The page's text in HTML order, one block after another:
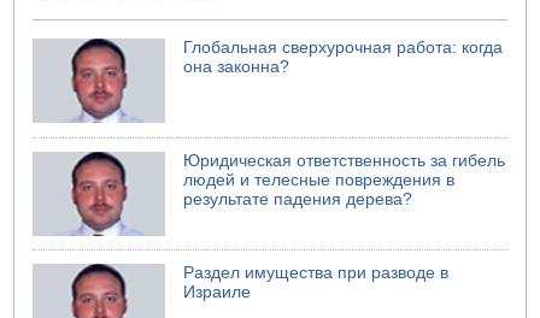
Американцы за пять месяцев израсходовали почти все
запасы ракет
04.08.2026 13:12
Ракетная атака на судно вблизи Омана
04.08.2026 12:29
Малыш обварился супом в Бней-Браке
Глобальная сверхурочная работа: когда
она законна?
Юридическая ответственность за гибель
людей и телесные повреждения в
результате падения дерева?
Раздел имущества при разводе в
Израиле